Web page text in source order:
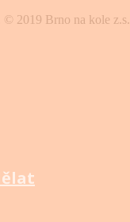
2019 Brno na kole z.s.